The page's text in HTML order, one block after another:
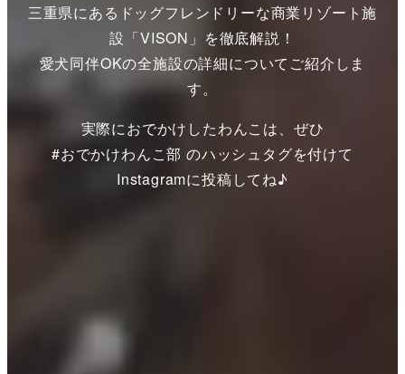
三重県にあるドッグフレンドリーな商業リゾート施
設「VISON」を徹底解説！
愛犬同伴OKの全施設の詳細についてご紹介しま
す。
実際におでかけしたわんこは、ぜひ
#おでかけわんこ部 のハッシュタグを付けて
Instagramに投稿してね♪